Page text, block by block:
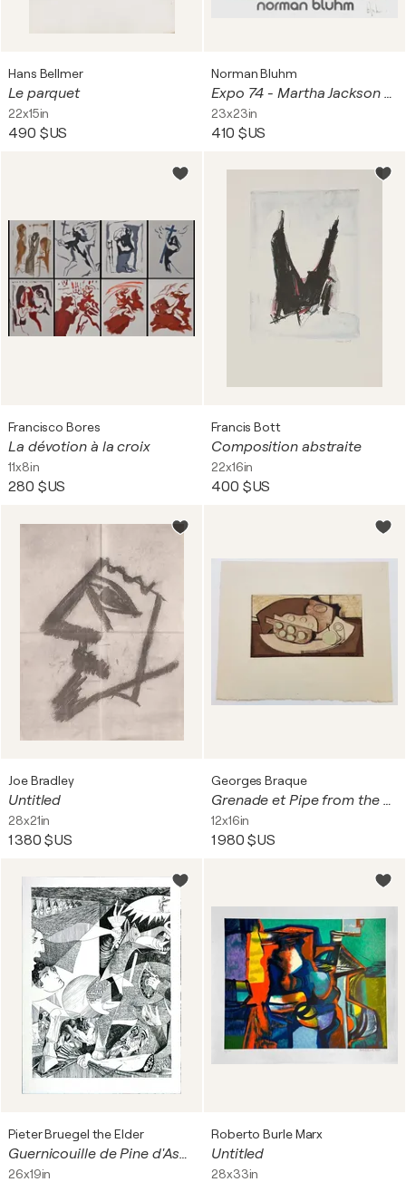
Hans Bellmer
Le parquet
22x15in
490 $US
Norman Bluhm
Expo 74 - Martha Jackson Gallery (signed)
23x23in
410 $US
Francisco Bores
La dévotion à la croix
11x8in
280 $US
Francis Bott
Composition abstraite
22x16in
400 $US
Joe Bradley
Untitled
28x21in
1 380 $US
Georges Braque
Grenade et Pipe from the Espace Portfolio
12x16in
1 980 $US
Pieter Bruegel the Elder
Guernicouille de Pine d'Assaut 2
26x19in
Roberto Burle Marx
Untitled
28x33in